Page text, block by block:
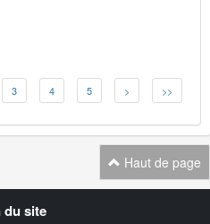
3 4 5 > >>
Haut de page
du site